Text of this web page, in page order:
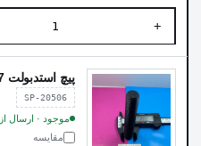
+
پیچ استدبولت B7
SP-20506
موجود · ارسال از ۱ روز کاری
مقایسه